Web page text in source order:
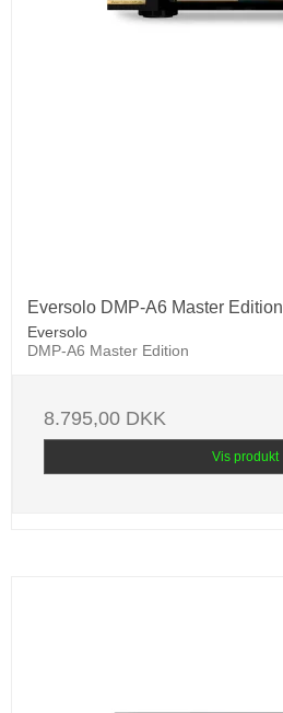
Eversolo DMP-A6 Master Edition
Eversolo
DMP-A6 Master Edition
8.795,00 DKK
Vis produkt